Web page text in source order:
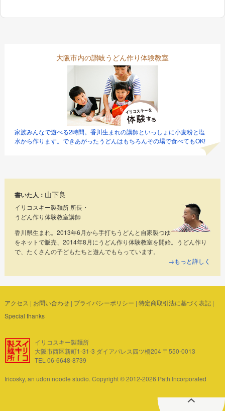
大阪市内の讃岐うどん作り体験教室
家族みんなで遊べる2時間。香川生まれの講師といっしょに小麦粉と塩
水から作ります。できあがったうどんはもちろんその場で食べてもOK!
書いた人： 山下良
イリコスキー製麺所 所長・
うどん作り体験教室講師
香川県生まれ。2013年6月から手打ちうどんと自家製つゆ
をネットで販売、2014年8月にうどん作り体験教室を開始。うどん作り
で、たくさんの子どもたちと遊んでもらっています。
→もっと詳しく
アクセス | お問い合わせ| プライバシーポリシー | 特定商取引法に基づく表記|
Special thanks
イリコスキー製麺所
大阪市西区新町1-31-3 ダイアパレス四ツ橋204 〒550-0013
TEL 06-6648-8739
Iricosky, an udon noodle studio. Copyright © 2012-2026 Path Incorporated